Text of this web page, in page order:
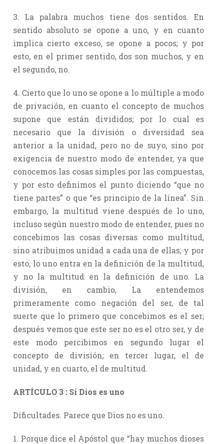
3. La palabra muchos tiene dos sentidos. En
sentido absoluto se opone a uno, y en cuanto
implica cierto exceso, se opone a pocos; y por
esto, en el primer sentido, dos son muchos, y en
el segundo, no.
4. Cierto que lo uno se opone a lo múltiple a modo
de privación, en cuanto el concepto de muchos
supone que están divididos; por lo cual es
necesario que la división o diversidad sea
anterior a la unidad, pero no de suyo, sino por
exigencia de nuestro modo de entender, ya que
conocemos las cosas simples por las compuestas,
y por esto definimos el punto diciendo “que no
tiene partes” o que “es principio de la línea”. Sin
embargo, la multitud viene después de lo uno,
incluso según nuestro modo de entender, pues no
concebimos las cosas diversas como multitud,
sino atribuimos unidad a cada una de ellas; y por
esto, lo uno entra en la definición de la multitud,
y no la multitud en la definición de uno. La
división, en cambio, La entendemos
primeramente como negación del ser, de tal
suerte que lo primero que concebimos es el ser;
después vemos que este ser no es el otro ser, y de
este modo percibimos en segundo lugar el
concepto de división; en tercer lugar, el de
unidad, y en cuarto, el de multitud.
ARTÍCULO 3 : Si Dios es uno
Dificultades. Parece que Dios no es uno.
1. Porque dice el Apóstol que “hay muchos dioses